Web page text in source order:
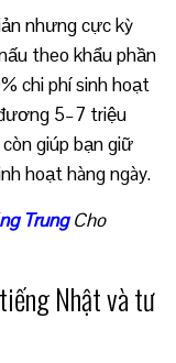
nhưng cực kỳ
theo khẩu phần
chi phí sinh hoạt
5–7 triệu
giúp bạn giữ
hoạt hàng ngày.
TrungCho
Nhật và tư